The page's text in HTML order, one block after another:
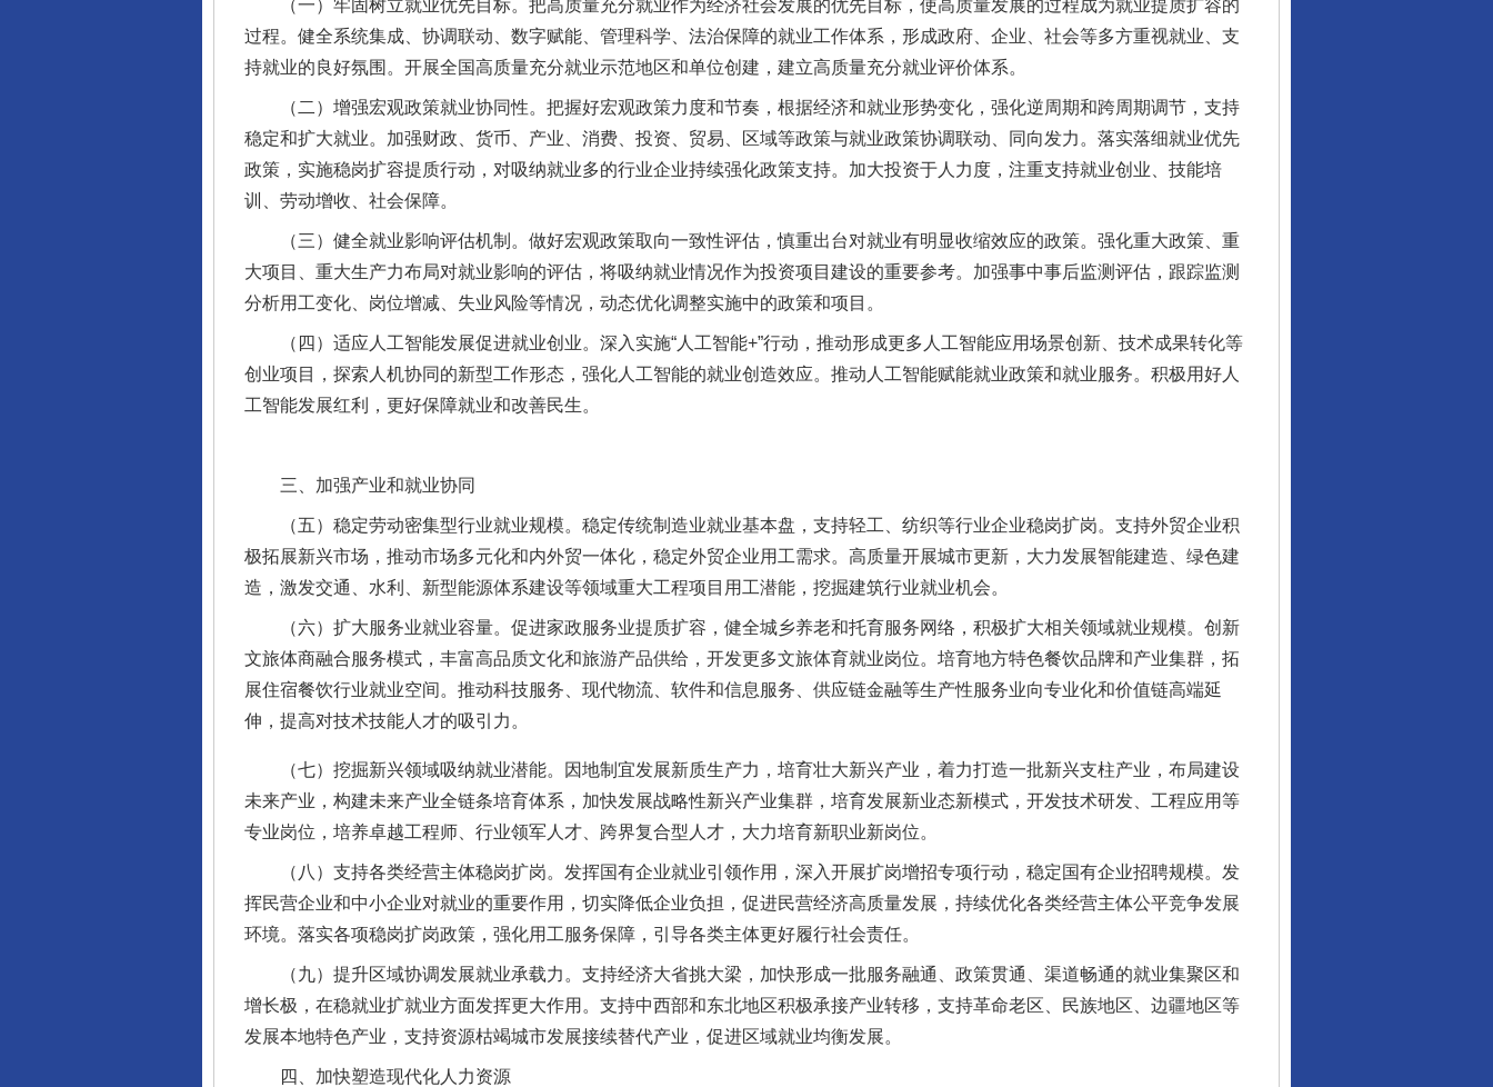
（一）牢固树立就业优先目标。把高质量充分就业作为经济社会发展的优先目标，使高质量发展的过程成为就业提质扩容的
过程。健全系统集成、协调联动、数字赋能、管理科学、法治保障的就业工作体系，形成政府、企业、社会等多方重视就业、支
持就业的良好氛围。开展全国高质量充分就业示范地区和单位创建，建立高质量充分就业评价体系。
（二）增强宏观政策就业协同性。把握好宏观政策力度和节奏，根据经济和就业形势变化，强化逆周期和跨周期调节，支持
稳定和扩大就业。加强财政、货币、产业、消费、投资、贸易、区域等政策与就业政策协调联动、同向发力。落实落细就业优先
政策，实施稳岗扩容提质行动，对吸纳就业多的行业企业持续强化政策支持。加大投资于人力度，注重支持就业创业、技能培
训、劳动增收、社会保障。
（三）健全就业影响评估机制。做好宏观政策取向一致性评估，慎重出台对就业有明显收缩效应的政策。强化重大政策、重
大项目、重大生产力布局对就业影响的评估，将吸纳就业情况作为投资项目建设的重要参考。加强事中事后监测评估，跟踪监测
分析用工变化、岗位增减、失业风险等情况，动态优化调整实施中的政策和项目。
（四）适应人工智能发展促进就业创业。深入实施“人工智能+”行动，推动形成更多人工智能应用场景创新、技术成果转化等
创业项目，探索人机协同的新型工作形态，强化人工智能的就业创造效应。推动人工智能赋能就业政策和就业服务。积极用好人
工智能发展红利，更好保障就业和改善民生。
三、加强产业和就业协同
（五）稳定劳动密集型行业就业规模。稳定传统制造业就业基本盘，支持轻工、纺织等行业企业稳岗扩岗。支持外贸企业积
极拓展新兴市场，推动市场多元化和内外贸一体化，稳定外贸企业用工需求。高质量开展城市更新，大力发展智能建造、绿色建
造，激发交通、水利、新型能源体系建设等领域重大工程项目用工潜能，挖掘建筑行业就业机会。
（六）扩大服务业就业容量。促进家政服务业提质扩容，健全城乡养老和托育服务网络，积极扩大相关领域就业规模。创新
文旅体商融合服务模式，丰富高品质文化和旅游产品供给，开发更多文旅体育就业岗位。培育地方特色餐饮品牌和产业集群，拓
展住宿餐饮行业就业空间。推动科技服务、现代物流、软件和信息服务、供应链金融等生产性服务业向专业化和价值链高端延
伸，提高对技术技能人才的吸引力。
（七）挖掘新兴领域吸纳就业潜能。因地制宜发展新质生产力，培育壮大新兴产业，着力打造一批新兴支柱产业，布局建设
未来产业，构建未来产业全链条培育体系，加快发展战略性新兴产业集群，培育发展新业态新模式，开发技术研发、工程应用等
专业岗位，培养卓越工程师、行业领军人才、跨界复合型人才，大力培育新职业新岗位。
（八）支持各类经营主体稳岗扩岗。发挥国有企业就业引领作用，深入开展扩岗增招专项行动，稳定国有企业招聘规模。发
挥民营企业和中小企业对就业的重要作用，切实降低企业负担，促进民营经济高质量发展，持续优化各类经营主体公平竞争发展
环境。落实各项稳岗扩岗政策，强化用工服务保障，引导各类主体更好履行社会责任。
（九）提升区域协调发展就业承载力。支持经济大省挑大梁，加快形成一批服务融通、政策贯通、渠道畅通的就业集聚区和
增长极，在稳就业扩就业方面发挥更大作用。支持中西部和东北地区积极承接产业转移，支持革命老区、民族地区、边疆地区等
发展本地特色产业，支持资源枯竭城市发展接续替代产业，促进区域就业均衡发展。
四、加快塑造现代化人力资源